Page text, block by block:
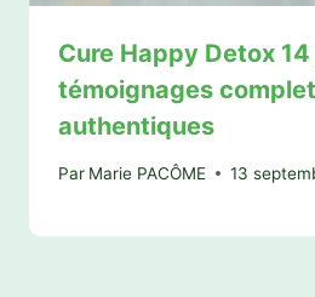
Cure Happy Detox
témoignages
authentiques
Par Marie PACÔME 13